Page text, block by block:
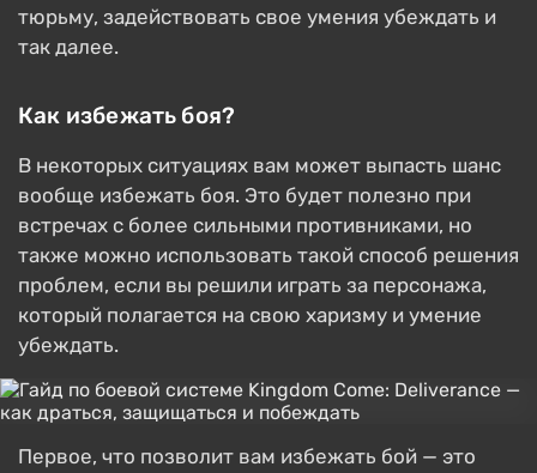
тюрьму, задействовать свое умения убеждать и
так далее.
Как избежать боя?
В некоторых ситуациях вам может выпасть шанс
вообще избежать боя. Это будет полезно при
встречах с более сильными противниками, но
также можно использовать такой способ решения
проблем, если вы решили играть за персонажа,
который полагается на свою харизму и умение
убеждать.
Первое, что позволит вам избежать бой — это